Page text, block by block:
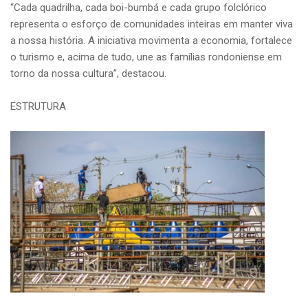
“Cada quadrilha, cada boi-bumbá e cada grupo folclórico
representa o esforço de comunidades inteiras em manter viva
a nossa história. A iniciativa movimenta a economia, fortalece
o turismo e, acima de tudo, une as famílias rondoniense em
torno da nossa cultura”, destacou.
ESTRUTURA